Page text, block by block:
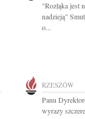
"Rozłąka jest
nadzieją"
o...
RZESZÓW
Panu
wyrazy